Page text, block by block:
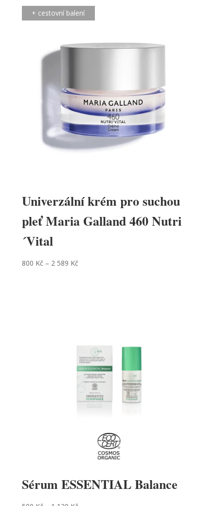
+ cestovní balení
Univerzální krém pro suchou
pleť Maria Galland 460 Nutri
´Vital
800 Kč – 2 589 Kč
Sérum ESSENTIAL Balance